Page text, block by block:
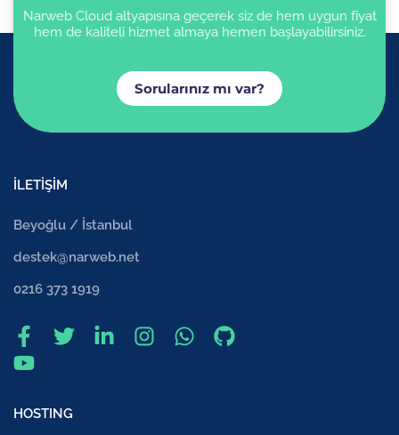
Narweb Cloud altyapısına geçerek siz de hem uygun fiyat
hem de kaliteli hizmet almaya hemen başlayabilirsiniz.
Sorularınız mı var?
İLETİŞİM
Beyoğlu / İstanbul
destek@narweb.net
0216 373 1919
HOSTING